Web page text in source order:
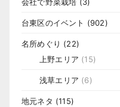
台東区のイベント (902)
名所めぐり (22)
上野エリア (15)
浅草エリア (6)
地元ネタ (115)